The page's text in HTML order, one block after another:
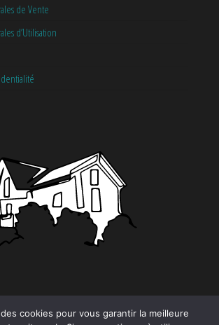
de Vente
d’Utilisation
CATÉGORIES
cookies pour vous garantir la meilleure